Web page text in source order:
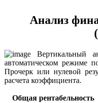
Анализ
Вертикальный
автоматическом режиме
Прочерк или нулевой
расчета коэффициента.
Общая рентабельность